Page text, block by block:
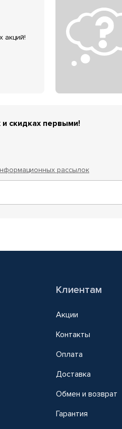
акций!
скидках первыми!
рассылок
Клиентам
Акции
Контакты
Оплата
Доставка
Обмен и возврат
Гарантия